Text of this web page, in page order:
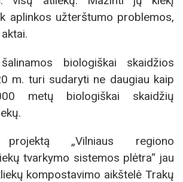
aplinkos užterštumo problemos,
biologiškai skaidžios
m. turi sudaryti ne daugiau kaip
metų biologiškai skaidžių
projektą „Vilniaus regiono
tvarkymo sistemos plėtra“ jau
kompostavimo aikštelė Trakų